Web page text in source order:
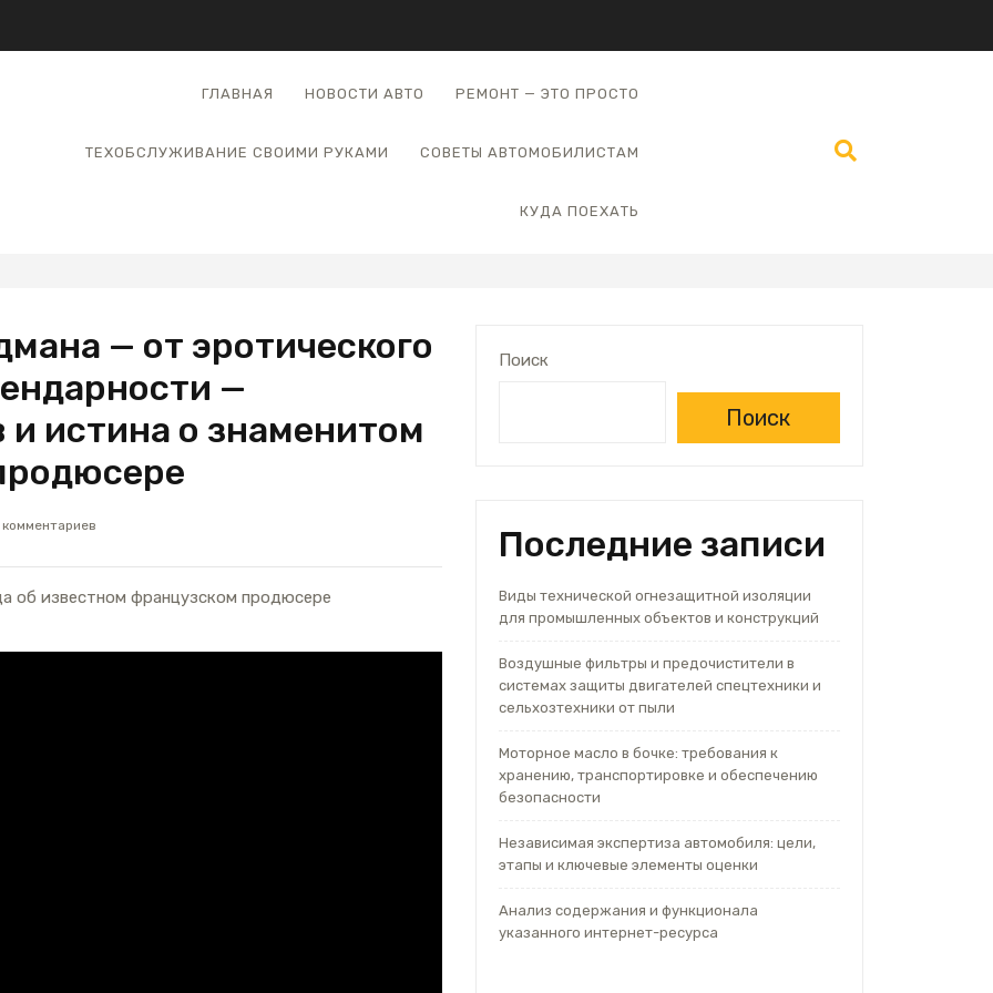
ГЛАВНАЯ НОВОСТИ АВТО РЕМОНТ — ЭТО ПРОСТО
ТЕХОБСЛУЖИВАНИЕ СВОИМИ РУКАМИ СОВЕТЫ АВТОМОБИЛИСТАМ
КУДА ПОЕХАТЬ
— от эротического
—
истина о знаменитом
Поиск
Поиск
Последние записи
Виды технической огнезащитной изоляции
для промышленных объектов и конструкций
Воздушные фильтры и предочистители в
системах защиты двигателей спецтехники и
сельхозтехники от пыли
Моторное масло в бочке: требования к
хранению, транспортировке и обеспечению
безопасности
Независимая экспертиза автомобиля: цели,
этапы и ключевые элементы оценки
Анализ содержания и функционала
указанного интернет-ресурса